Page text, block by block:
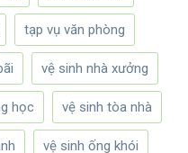
tạp vụ văn phòng
vệ sinh nhà xưởng
học vệ sinh tòa nhà
vệ sinh ống khói